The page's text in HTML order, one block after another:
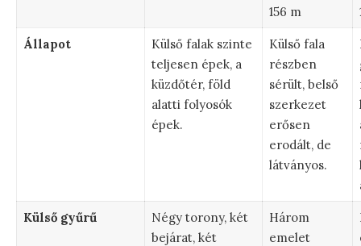
156 m
Állapot
Külső falak szinte
teljesen épek, a
küzdőtér, föld
alatti folyosók
épek.
Külső fala
részben
sérült, belső
szerkezet
erősen
erodált, de
látványos.
Külső gyűrű
Négy torony, két
bejárat, két
Három
emelet